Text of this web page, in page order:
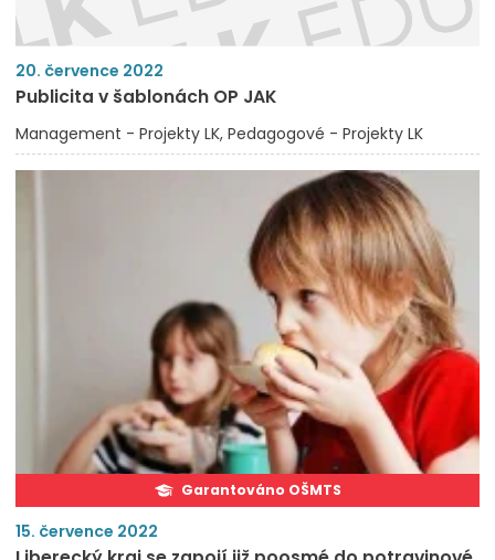
20. července 2022
Publicita v šablonách OP JAK
Management - Projekty LK Pedagogové - Projekty LK
Garantováno OŠMTS
15. července 2022